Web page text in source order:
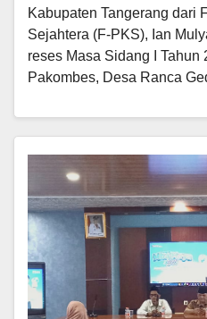
Kabupaten Tangerang dari
Sejahtera (F-PKS), Ian
reses Masa Sidang I Tahun
Pakombes, Desa Ranca